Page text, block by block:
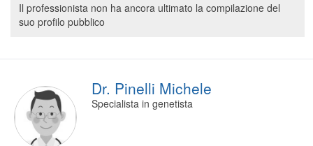
Il professionista non ha ancora ultimato la compilazione del
suo profilo pubblico
Dr. Pinelli Michele
Specialista in genetista